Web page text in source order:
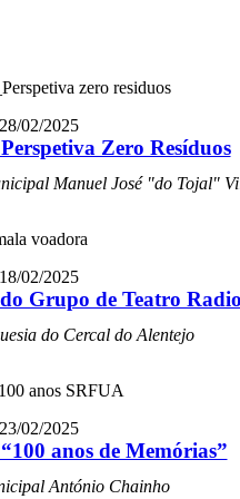
Zero Resíduos
28/02/2025
Manuel José "do Tojal"
Grupo de Teatro
18/02/2025
do Cercal do Alentejo
anos de Memórias”
23/02/2025
António Chainho